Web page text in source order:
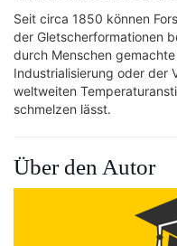
Seit circa 1850 können
der Gletscherformationen
durch Menschen
Industrialisierung oder der
weltweiten
schmelzen lässt.
Über den Autor